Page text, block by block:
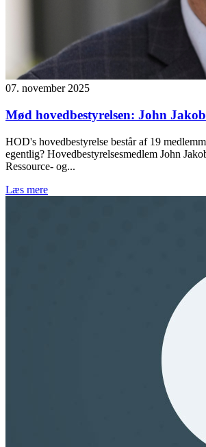
07. november 2025
Mød hovedbestyrelsen: John
HOD's hovedbestyrelse består af 19
egentlig? Hovedbestyrelsesmedlem John
Ressource- og...
Læs mere